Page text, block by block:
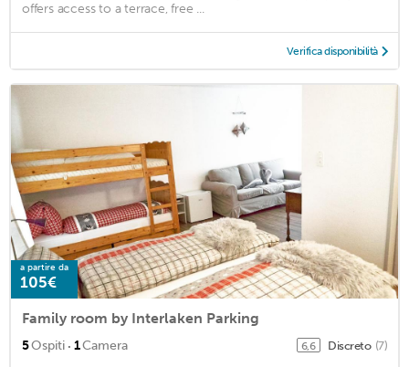
offers access to a terrace, free ...
Verifica disponibilità
a partire da
105€
Family room by Interlaken Parking
5Ospiti · 1Camera 6,6 Discreto (7)